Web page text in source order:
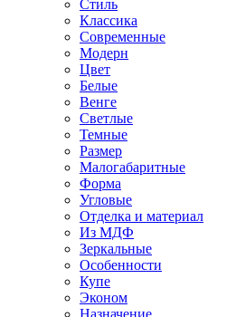
Стиль
Классика
Современные
Модерн
Цвет
Белые
Венге
Светлые
Темные
Размер
Малогабаритные
Форма
Угловые
Отделка и материал
Из МДФ
Зеркальные
Особенности
Купе
Эконом
Назначение